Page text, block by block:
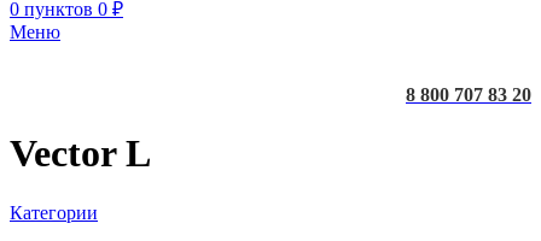
0 пунктов 0 ₽
Меню
8 800 707 83 20
Vector L
Категории